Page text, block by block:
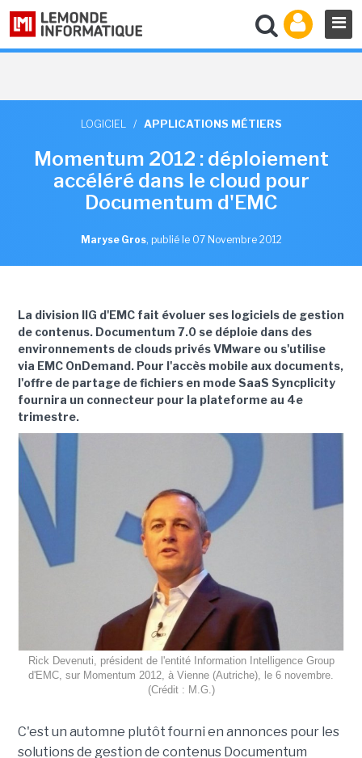
LOGICIEL / APPLICATIONS MÉTIERS
Momentum 2012 : déploiement
accéléré dans le cloud pour
Documentum d'EMC
Maryse Gros, publié le 07 Novembre 2012
La division IIG d'EMC fait évoluer ses logiciels de gestion
de contenus. Documentum 7.0 se déploie dans des
environnements de clouds privés VMware ou s'utilise
via EMC OnDemand. Pour l'accès mobile aux documents,
l'offre de partage de fichiers en mode SaaS Syncplicity
fournira un connecteur pour la plateforme au 4e
trimestre.
Rick Devenuti, président de l'entité Information Intelligence Group
d'EMC, sur Momentum 2012, à Vienne (Autriche), le 6 novembre.
(Crédit : M.G.)
C'est un automne plutôt fourni en annonces pour les
solutions de gestion de contenus Documentum